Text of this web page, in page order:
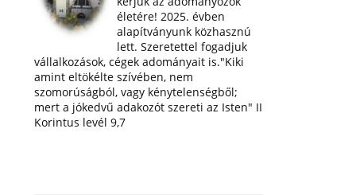
életére! 2025. évben
alapítványunk közhasznú
lett. Szeretettel fogadjuk
vállalkozások, cégek adományait is."Kiki
amint eltökélte szívében, nem
szomorúságból, vagy kénytelenségből;
mert a jókedvű adakozót szereti az Isten" II
Korintus levél 9,7